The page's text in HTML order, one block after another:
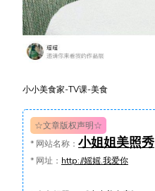
小小美食家-TV课-美食
☆文章版权声明☆
* 网站名称： 小姐姐美照秀
* 网址： http://媱媱.我爱你